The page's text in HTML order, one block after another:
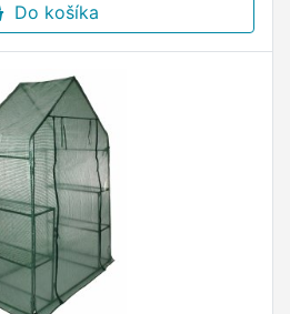
Do košíka